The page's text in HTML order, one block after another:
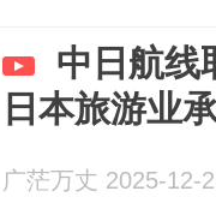
中日航线
日本旅游业
广茫万丈 2025-12-